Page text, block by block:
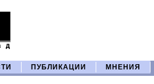
ПУБЛИКАЦИИ МНЕНИЯ